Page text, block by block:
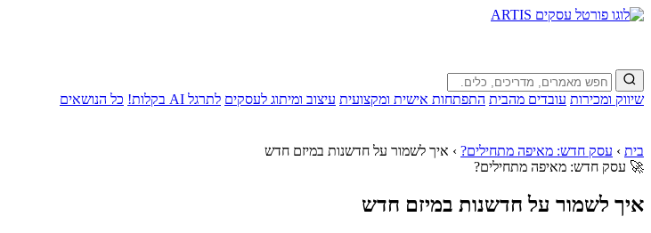
שיווק ומכירות עובדים מהבית התפתחות אישית ומקצועית עיצוב ומיתוג לעסקים לתרגל AI בקלות! כל הנושאים
בית › עסק חדש: מאיפה מתחילים? › איך לשמור על חדשנות במיזם חדש
🚀 עסק חדש: מאיפה מתחילים?
איך לשמור על חדשנות במיזם חדש